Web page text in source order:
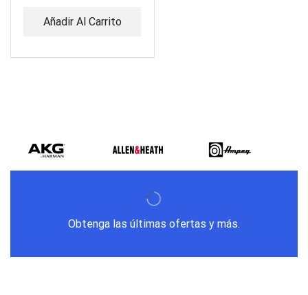
Añadir Al Carrito
Obtenga las últimas ofertas y más.